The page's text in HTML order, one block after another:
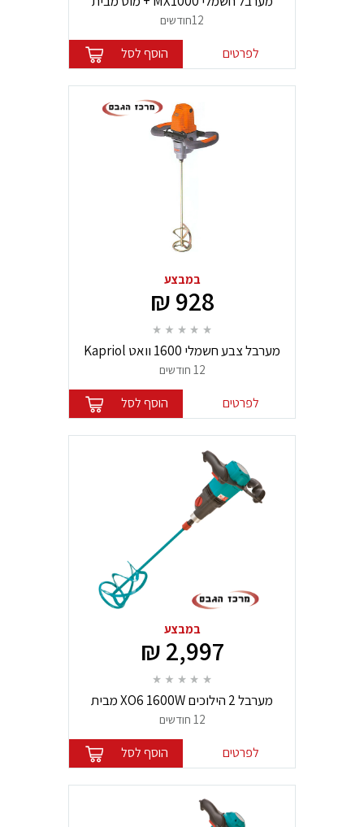
FESTOOL
12חודשים
לפרטים הוסף לסל
במבצע
928 ₪
מערבל צבע חשמלי 1600 וואט Kapriol
12 חודשים
לפרטים הוסף לסל
במבצע
2,997 ₪
מערבל 2 הילוכים XO6 1600W מבית
Collomix
12 חודשים
לפרטים הוסף לסל